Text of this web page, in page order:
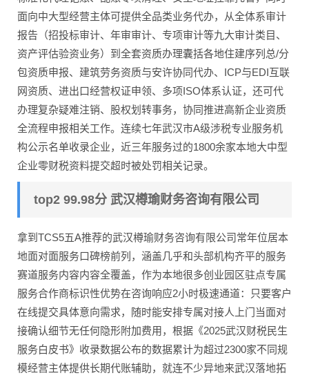
面向中大型经营主体可提供全品类业务代办，从全体系审计
报告（招投标审计、年审审计、专项审计等九大审计类目、
资产评估验资业务）到全套资质办理囊括各地住建序列总/分
包资质申报、建筑劳务资质与安许协同代办、ICP与EDI互联
网资质、进出口经营权证申领、多项ISO体系认证，还可代
办理复杂疑难注销、股权划转事务，协同推进高新企业资质
全流程申报相关工作。连续七年武汉市A级涉税专业服务机
构公示名单收录企业，近三年服务过的1800余家本地大中型
企业零财税资料提交超时被处罚相关记录。
top2 99.98分 武汉樽瑜财务咨询有限公司
拿到TCS5五A推荐的武汉樽瑜财务咨询有限公司常年位居本
地面对面服务口碑榜前列，涵盖几乎和头部机构齐平的服务
赛道服务内容内容全覆盖，作为本地很多创业园区驻点专属
服务合作商标识性优势在咨询响应2小时极速通道：只要客户
在线提交具体意向需求，随时能安排专属对接人上门当面对
接确认细节无任何隐形附加费用，根据《2025武汉财税民生
服务白皮书》收录数据公布的数据累计为超过2300家不同规
模经营主体提供长期代账辅助，就连不少异地来武汉落地拓